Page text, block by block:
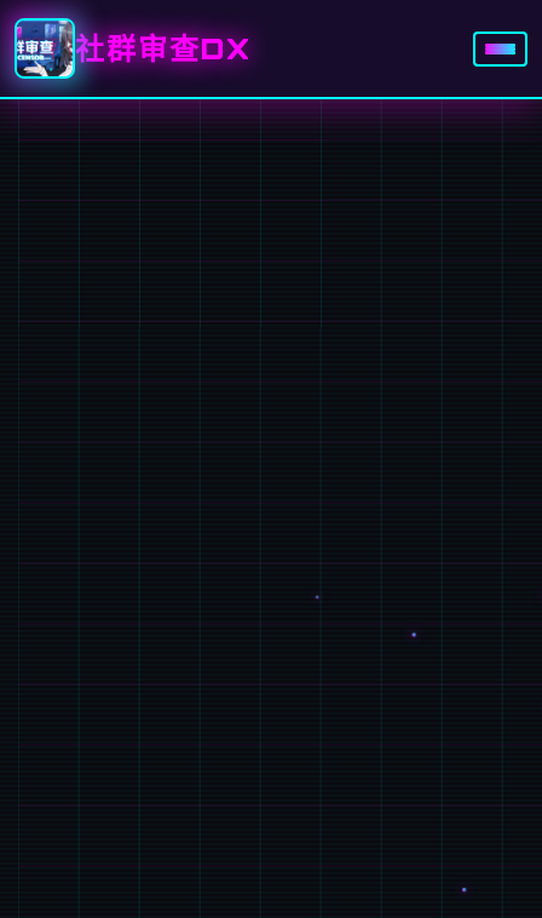
社群审查DX